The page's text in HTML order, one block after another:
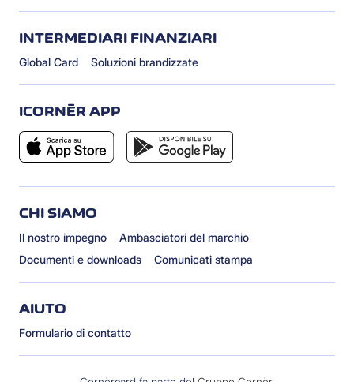
INTERMEDIARI FINANZIARI
Global Card Soluzioni brandizzate
ICORNÈR APP
CHI SIAMO
Il nostro impegno
Ambasciatori del marchio
Documenti e downloads
Comunicati stampa
AIUTO
Formulario di contatto